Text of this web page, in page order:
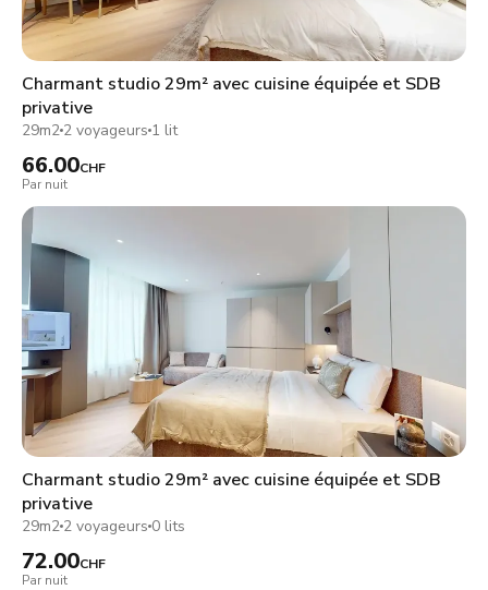
Charmant studio 29m² avec cuisine équipée et SDB
privative
29m2 2 voyageurs 1 lit
66.00CHF
Par nuit
Charmant studio 29m² avec cuisine équipée et SDB
privative
29m2 2 voyageurs 0 lits
72.00CHF
Par nuit